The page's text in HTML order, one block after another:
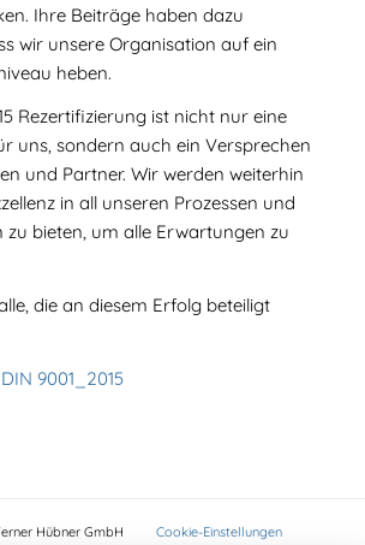
Ihre Beiträge haben dazu
wir unsere Organisation auf ein
heben.
Rezertifizierung ist nicht nur eine
uns, sondern auch ein Versprechen
und Partner. Wir werden weiterhin
in all unseren Prozessen und
zu bieten, um alle Erwartungen zu
die an diesem Erfolg beteiligt
9001_2015
Hübner GmbH Cookie-Einstellungen